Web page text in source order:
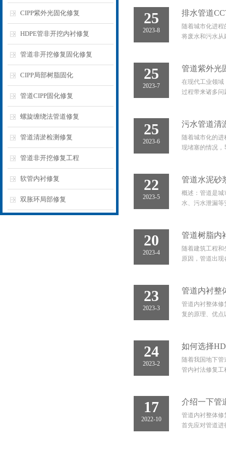
CIPP紫外光固化修复
HDPE管非开挖内衬修复
管道非开挖修复固化修复
CIPP局部树脂固化
管道CIPP固化修复
螺旋缠绕法管道修复
管道清淤检测修复
管道非开挖修复工程
软管内衬修复
双胀环局部修复
25
2023-8
排水管道
随着城市化进
将废水和污水从
25
2023-7
管道紫外光
在现代工业领域
过程带来诸多问
25
2023-6
污水管道清
随着城市化的
现堵塞的情况，
22
2023-5
管道水泥砂
概述：管道是城
水、污水泄漏等
20
2023-4
管道树脂内
随着建筑工程
原因，管道出
23
2023-3
管道内衬整
管道内衬整体修
复的原理、优点
24
2023-2
如何选择
随着我国地下
管内衬法修复工
17
2022-10
介绍一下管
管道内衬整体修
首先应对管道进